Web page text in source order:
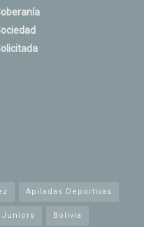
Apiladas Deportivas
Juniors Bolivia